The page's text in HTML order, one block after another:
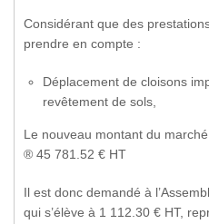
Considérant que des
prendre en compte :
Déplacement de cloisons
revêtement de sols,
Le nouveau montant du
® 45 781.52 € HT
Il est donc demandé à
qui s’élève à 1 112.30 € HT,